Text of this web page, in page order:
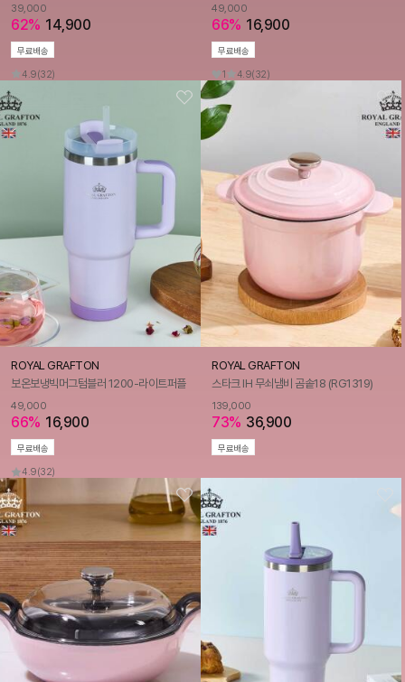
39,000
62% 14,900
무료배송
4.9(32)
49,000
66% 16,900
무료배송
1 4.9(32)
ROYAL GRAFTON
보온보냉빅머그텀블러 1200-라이트퍼플
49,000
66% 16,900
무료배송
4.9(32)
ROYAL GRAFTON
스타크 IH 무쇠냄비 곰솥18 (RG1319)
139,000
73% 36,900
무료배송